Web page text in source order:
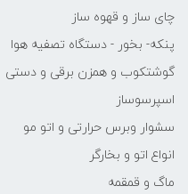
چای ساز و قهوه ساز
پنکه- بخور - دستگاه تصفیه هوا
گوشتکوب و همزن برقی و دستی
اسپرسوساز
سشوار وبرس حرارتی و اتو مو
انواع اتو و بخارگر
ماگ و قمقمه